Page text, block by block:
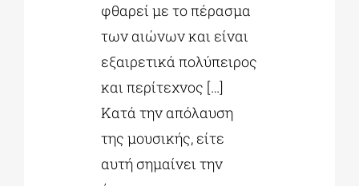
φθαρεί με το πέρασμα
των αιώνων και είναι
εξαιρετικά πολύπειρος
και περίτεχνος […]
Κατά την απόλαυση
της μουσικής, είτε
αυτή σημαίνει την